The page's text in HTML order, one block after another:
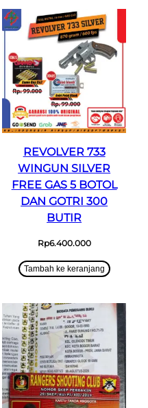
REVOLVER 733
WINGUN SILVER
FREE GAS 5 BOTOL
DAN GOTRI 300
BUTIR
Rp6.400.000
Tambah ke keranjang